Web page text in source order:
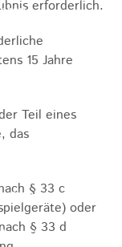
GmbH
erforderlich.
15 Jahre
Teil eines
das
§ 33 c
oder
§ 33 d